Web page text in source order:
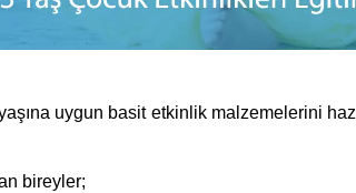
uygun basit etkinlik malzemelerini
bireyler;